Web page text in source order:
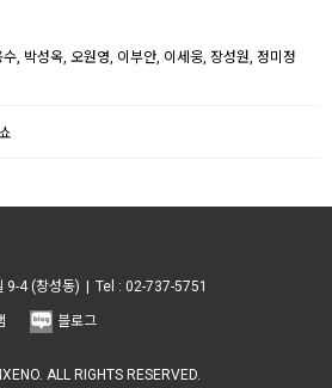
, 박성옥, 오원영, 이부안, 이세웅, 장성원, 정미정
9-4 (창성동) Tel : 02-737-5751
블로그
ALL RIGHTS RESERVED.